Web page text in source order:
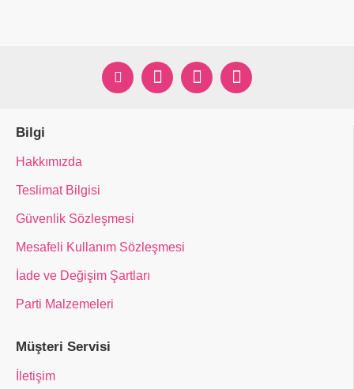
Bilgi
Hakkımızda
Teslimat Bilgisi
Güvenlik Sözleşmesi
Mesafeli Kullanım Sözleşmesi
İade ve Değişim Şartları
Parti Malzemeleri
Müşteri Servisi
İletişim